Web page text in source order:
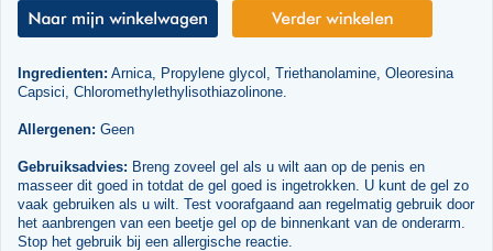
Ingredienten: Arnica, Propylene glycol, Triethanolamine, Oleoresina
Capsici, Chloromethylethylisothiazolinone.
Allergenen: Geen
Gebruiksadvies: Breng zoveel gel als u wilt aan op de penis en
masseer dit goed in totdat de gel goed is ingetrokken. U kunt de gel zo
vaak gebruiken als u wilt. Test voorafgaand aan regelmatig gebruik door
het aanbrengen van een beetje gel op de binnenkant van de onderarm.
Stop het gebruik bij een allergische reactie.